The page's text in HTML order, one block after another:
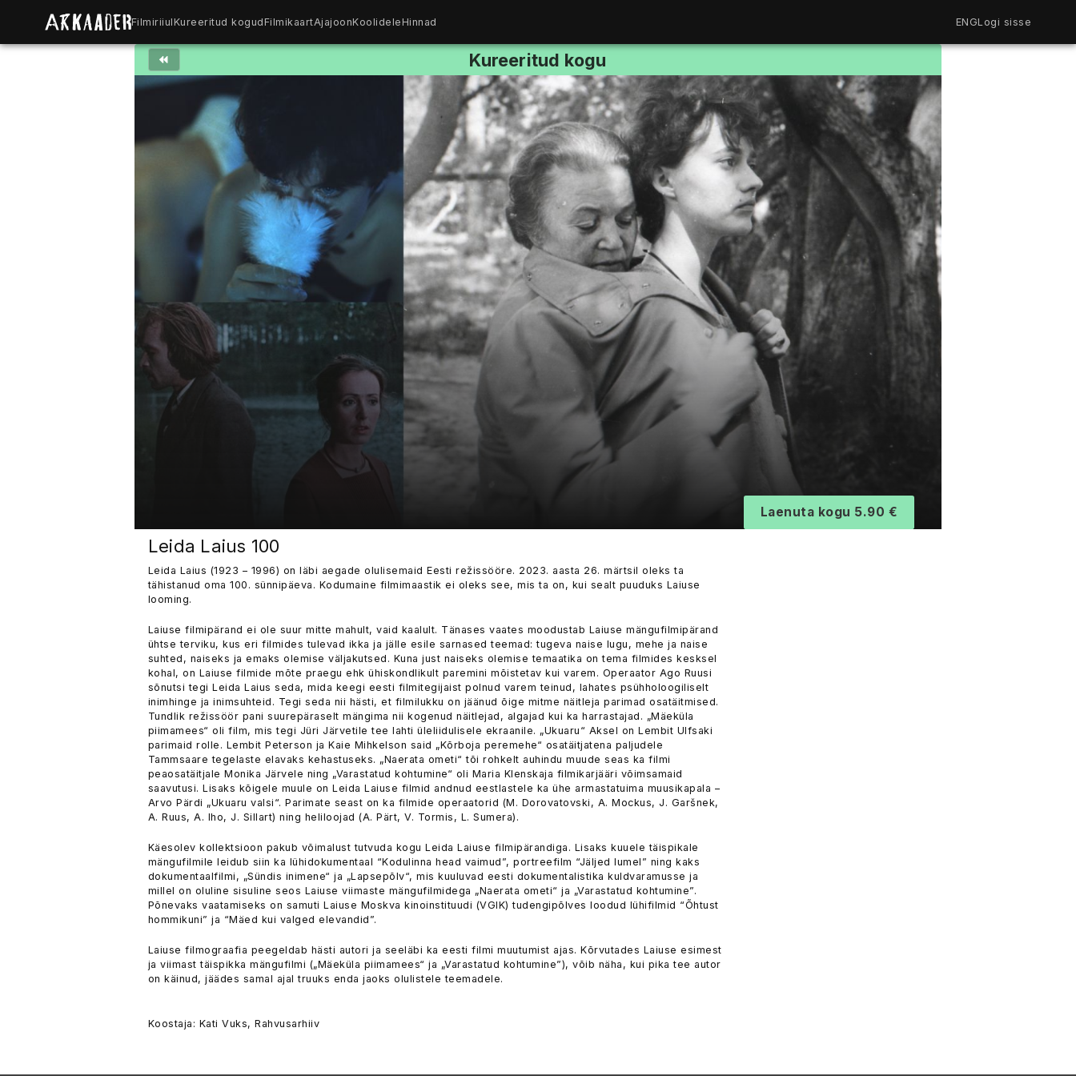
FilmiriiulKureeritud kogudFilmikaartAjajoonKoolideleHinnad ENGLogi sisse
Kureeritud kogud
Kureeritud kogu
Laenuta kogu 5.90 €
Leida Laius 100
Leida Laius (1923 – 1996) on läbi aegade olulisemaid Eesti režissööre. 2023. aasta 26. märtsil oleks ta
tähistanud oma 100. sünnipäeva. Kodumaine filmimaastik ei oleks see, mis ta on, kui sealt puuduks Laiuse
looming.
Laiuse filmipärand ei ole suur mitte mahult, vaid kaalult. Tänases vaates moodustab Laiuse mängufilmipärand
ühtse terviku, kus eri filmides tulevad ikka ja jälle esile sarnased teemad: tugeva naise lugu, mehe ja naise
suhted, naiseks ja emaks olemise väljakutsed. Kuna just naiseks olemise temaatika on tema filmides kesksel
kohal, on Laiuse filmide mõte praegu ehk ühiskondlikult paremini mõistetav kui varem. Operaator Ago Ruusi
sõnutsi tegi Leida Laius seda, mida keegi eesti filmitegijaist polnud varem teinud, lahates psühholoogiliselt
inimhinge ja inimsuhteid. Tegi seda nii hästi, et filmilukku on jäänud õige mitme näitleja parimad osatäitmised.
Tundlik režissöör pani suurepäraselt mängima nii kogenud näitlejad, algajad kui ka harrastajad. „Mäeküla
piimamees“ oli film, mis tegi Jüri Järvetile tee lahti üleliidulisele ekraanile. „Ukuaru“ Aksel on Lembit Ulfsaki
parimaid rolle. Lembit Peterson ja Kaie Mihkelson said „Kõrboja peremehe“ osatäitjatena paljudele
Tammsaare tegelaste elavaks kehastuseks. „Naerata ometi“ tõi rohkelt auhindu muude seas ka filmi
peaosatäitjale Monika Järvele ning „Varastatud kohtumine“ oli Maria Klenskaja filmikarjääri võimsamaid
saavutusi. Lisaks kõigele muule on Leida Laiuse filmid andnud eestlastele ka ühe armastatuima muusikapala –
Arvo Pärdi „Ukuaru valsi“. Parimate seast on ka filmide operaatorid (M. Dorovatovski, A. Mockus, J. Garšnek,
A. Ruus, A. Iho, J. Sillart) ning heliloojad (A. Pärt, V. Tormis, L. Sumera).
Käesolev kollektsioon pakub võimalust tutvuda kogu Leida Laiuse filmipärandiga. Lisaks kuuele täispikale
mängufilmile leidub siin ka lühidokumentaal “Kodulinna head vaimud”, portreefilm “Jäljed lumel” ning kaks
dokumentaalfilmi, „Sündis inimene“ ja „Lapsepõlv“, mis kuuluvad eesti dokumentalistika kuldvaramusse ja
millel on oluline sisuline seos Laiuse viimaste mängufilmidega „Naerata ometi“ ja „Varastatud kohtumine”.
Põnevaks vaatamiseks on samuti Laiuse Moskva kinoinstituudi (VGIK) tudengipõlves loodud lühifilmid “Õhtust
hommikuni” ja “Mäed kui valged elevandid”.
Laiuse filmograafia peegeldab hästi autori ja seeläbi ka eesti filmi muutumist ajas. Kõrvutades Laiuse esimest
ja viimast täispikka mängufilmi („Mäeküla piimamees“ ja „Varastatud kohtumine”), võib näha, kui pika tee autor
on käinud, jäädes samal ajal truuks enda jaoks olulistele teemadele.
Koostaja: Kati Vuks, Rahvusarhiiv